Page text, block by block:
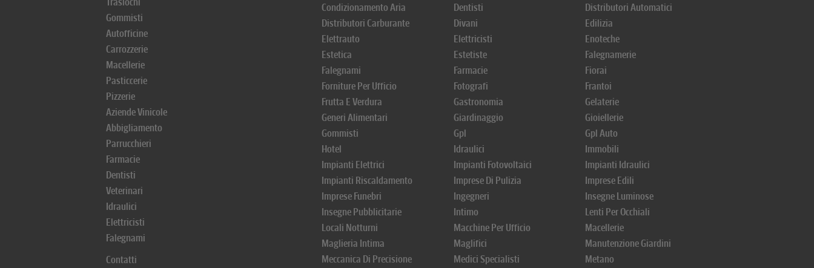
Gommisti
Autofficine
Carrozzerie
Macellerie
Pasticcerie
Pizzerie
Aziende Vinicole
Abbigliamento
Parrucchieri
Farmacie
Dentisti
Veterinari
Idraulici
Elettricisti
Falegnami
Contatti
Condizionamento Aria
Distributori Carburante
Elettrauto
Estetica
Falegnami
Forniture Per Ufficio
Frutta E Verdura
Generi Alimentari
Gommisti
Hotel
Impianti Elettrici
Impianti Riscaldamento
Imprese Funebri
Insegne Pubblicitarie
Locali Notturni
Maglieria Intima
Meccanica Di Precisione
Dentisti
Divani
Elettricisti
Estetiste
Farmacie
Fotografi
Gastronomia
Giardinaggio
Gpl
Idraulici
Impianti Fotovoltaici
Imprese Di Pulizia
Ingegneri
Intimo
Macchine Per Ufficio
Maglifici
Medici Specialisti
Distributori Automatici
Edilizia
Enoteche
Falegnamerie
Fiorai
Frantoi
Gelaterie
Gioiellerie
Gpl Auto
Immobili
Impianti Idraulici
Imprese Edili
Insegne Luminose
Lenti Per Occhiali
Macellerie
Manutenzione Giardini
Metano